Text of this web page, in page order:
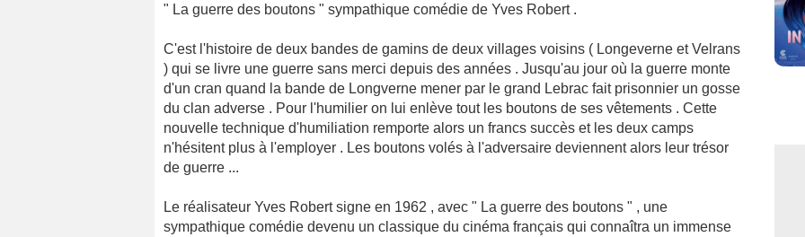
" La guerre des boutons " sympathique comédie de Yves Robert .
C'est l'histoire de deux bandes de gamins de deux villages voisins ( Longeverne et Velrans
) qui se livre une guerre sans merci depuis des années . Jusqu'au jour où la guerre monte
d'un cran quand la bande de Longverne mener par le grand Lebrac fait prisonnier un gosse
du clan adverse . Pour l'humilier on lui enlève tout les boutons de ses vêtements . Cette
nouvelle technique d'humiliation remporte alors un francs succès et les deux camps
n'hésitent plus à l'employer . Les boutons volés à l'adversaire deviennent alors leur trésor
de guerre ...
Le réalisateur Yves Robert signe en 1962 , avec " La guerre des boutons " , une
sympathique comédie devenu un classique du cinéma français qui connaîtra un immense